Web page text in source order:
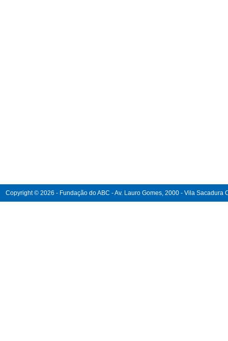
Copyright © 2026 - Fundação do ABC - Av. Lauro Gomes, 2000 - Vila